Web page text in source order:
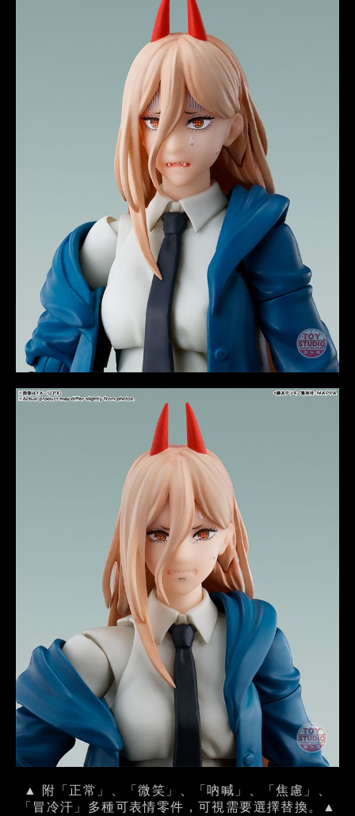
▲ 附「正常」、「微笑」、「吶喊」、「焦慮」、
「冒冷汗」多種可表情零件，可視需要選擇替換。▲